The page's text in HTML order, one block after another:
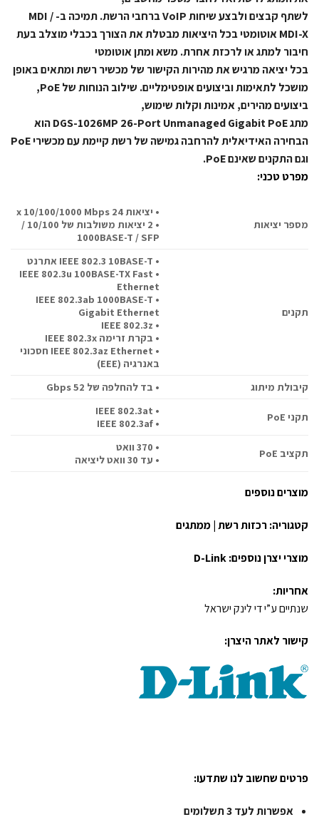
לשתף קבצים ולבצע שיחות VoIP ברחבי הרשת. תמיכה ב- MDI /
MDI-X אוטומטי בכל היציאות מבטלת את הצורך בכבלי מוצלב בעת
חיבור למתג או לרכזת אחרת. משא ומתן אוטומטי
בכל יציאה מרגיש את מהירות הקישור של מכשיר רשת ומתאים באופן
מושכל לתאימות וביצועים אופטימליים. שילוב הנוחות של PoE,
ביצועים מהירים, אמינות וקלות שימוש,
מתג DGS-1026MP 26-Port Unmanaged Gigabit PoE הוא
הבחירה האידיאלית להרחבה גמישה של רשת קיימת עם מכשירי PoE
וגם התקנים שאינם PoE.
מפרט טכני:
מספר יציאות
• יציאות 24 x 10/100/1000 Mbps
• 2 יציאות משולבות של 10/100 /
1000BASE-T / SFP
תקנים
• IEEE 802.3 10BASE-T אתרנט
• IEEE 802.3u 100BASE-TX Fast
Ethernet
• IEEE 802.3ab 1000BASE-T
Gigabit Ethernet
• IEEE 802.3z
• בקרת זרימה IEEE 802.3x
• IEEE 802.3az Ethernet חסכוני
באנרגיה (EEE)
קיבולת מיתוג
• בד להחלפה של 52 Gbps
תקני PoE
• IEEE 802.3at
• IEEE 802.3af
תקציב PoE
• 370 וואט
• עד 30 וואט ליציאה
מוצרים נוספים
קטגוריה:רכזות רשת | ממתגים
מוצרי יצרן נוספים:D-Link
אחריות:
שנתיים ע”י די לינק ישראל
קישור לאתר היצרן:
פרטים שחשוב לנו שתדעו:
אפשרות לעד 3 תשלומים